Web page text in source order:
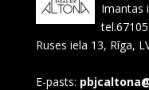
Imantas
Ruses iela 13, Rīga,
E-pasts: